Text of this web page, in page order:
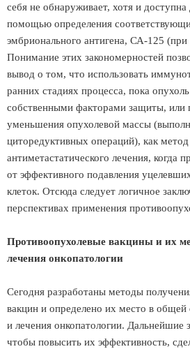
себя не обнаруживает, хотя и доступна
помощью определения
эмбрионального антигена, СА-125 (при
Понимание этих закономерностей
вывод о том, что использовать
ранних стадиях процесса, пока
собственными факторами защиты, или
уменьшения опухолевой массы
циторедуктивных операций), как
антиметастатического лечения, когда
от эффективного подавления
клеток. Отсюда следует логичное
перспективах применения
Противоопухолевые вакцины и их
лечения онкопатологии
Сегодня разработаны методы
вакцин и определено их место в общей
и лечения онкопатологии. Дальнейшие
чтобы повысить их эффективность,